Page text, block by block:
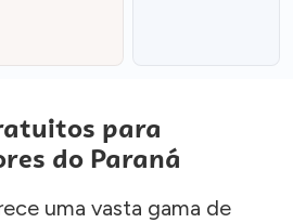
para
do Paraná
uma vasta gama de